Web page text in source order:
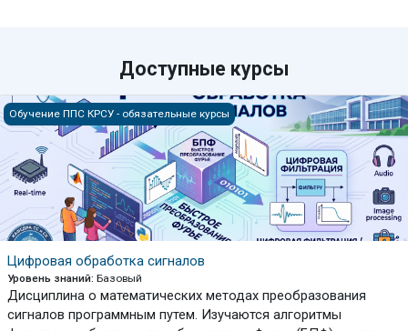
Доступные курсы
Цифровая обработка сигналов
Обучение ППС КРСУ - обязательные курсы
Цифровая обработка сигналов
Уровень знаний: Базовый
Дисциплина о математических методах преобразования
сигналов программным путем. Изучаются алгоритмы